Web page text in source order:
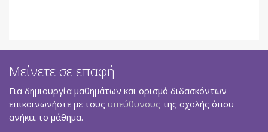
Μείνετε σε επαφή
Για δημιουργία μαθημάτων και ορισμό διδασκόντων
επικοινωνήστε με τους υπεύθυνους της σχολής όπου
ανήκει το μάθημα.